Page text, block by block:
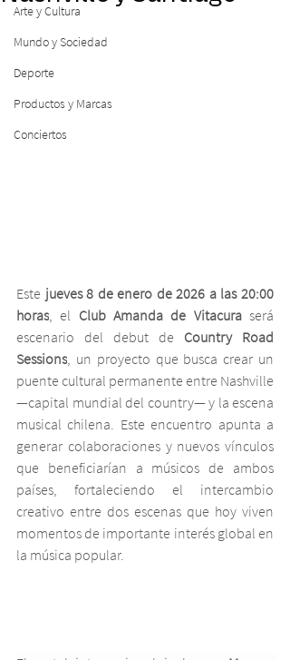
Arte y Cultura
Mundo y Sociedad
Deporte
Productos y Marcas
Conciertos
Este jueves 8 de enero de 2026 a las 20:00
horas, el Club Amanda de Vitacura será
escenario del debut de Country Road
Sessions, un proyecto que busca crear un
puente cultural permanente entre Nashville
—capital mundial del country— y la escena
musical chilena. Este encuentro apunta a
generar colaboraciones y nuevos vínculos
que beneficiarían a músicos de ambos
países, fortaleciendo el intercambio
creativo entre dos escenas que hoy viven
momentos de importante interés global en
la música popular.